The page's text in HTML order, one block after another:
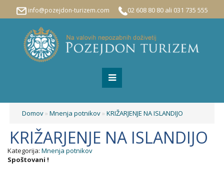
info@pozejdon-turizem.com 02 608 80 80 ali 031 735 555
Domov»Mnenja potnikov»KRIŽARJENJE NA ISLANDIJO
KRIŽARJENJE NA ISLANDIJO
Kategorija: Mnenja potnikov
Spoštovani !